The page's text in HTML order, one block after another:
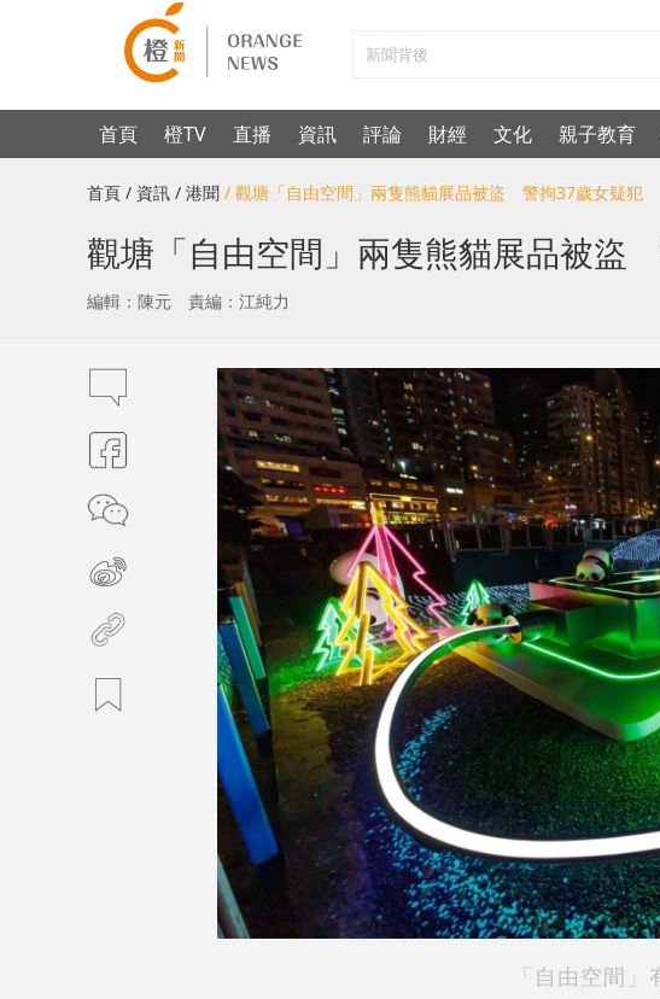
首頁 橙TV 直播 資訊 評論 財經 文化 親子教育
首頁 / 資訊 / 港聞 / 觀塘「自由空間」兩隻熊貓展品被盜 警拘37歲女疑犯
觀塘「自由空間」兩隻熊貓展品被盜
編輯：陳元 責編：江純力
「自由空間